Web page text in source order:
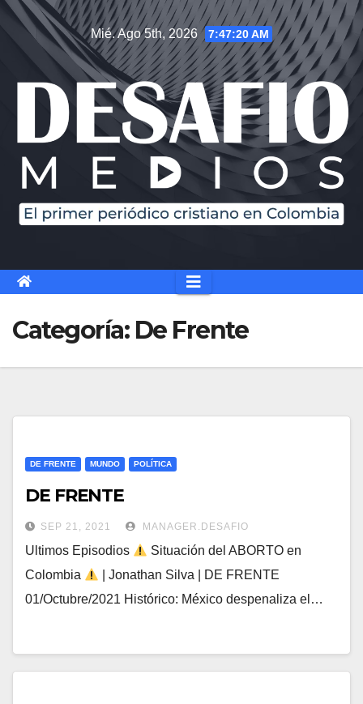
Saltar
contenido
Mié. Ago 5th, 2026 7:47:21 AM
Categoría: De Frente
DE FRENTE MUNDO POLÍTICA
DE FRENTE
SEP 21, 2021 MANAGER.DESAFIO
Ultimos Episodios
Situación del ABORTO en
Colombia
| Jonathan Silva | DE FRENTE
01/Octubre/2021 Histórico: México despenaliza el…